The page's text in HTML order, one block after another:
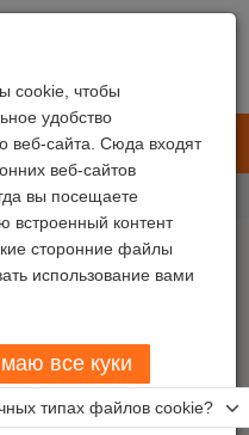
cookie, чтобы
удобство
веб-сайта. Сюда входят
веб-сайтов
вы посещаете
встроенный контент
сторонние файлы
использование вами
все куки
типах файлов cookie?